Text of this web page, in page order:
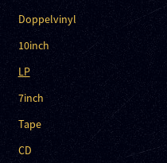
Doppelvinyl
10inch
LP
7inch
Tape
CD